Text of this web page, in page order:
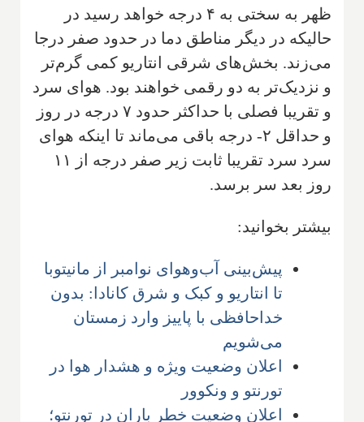
ظهر به سختی به ۴ درجه خواهد رسید در
حالیکه در دیگر مناطق دما در حدود صفر درجا
می‌زند. بخش‌های شرقی انتاریو کمی گرم‌تر
و نزدیک‌تر به دو رقمی خواهند بود. هوای سرد
و تقریبا فصلی با حداکثر حدود ۷ درجه در روز
و حداقل ۲- درجه باقی می‌ماند تا اینکه هوای
سرد سرد تقریبا ثابت زیر صفر درجه از ۱۱
روز بعد سر برسد.
بیشتر بخوانید:
پیش‌بینی آب‌وهوای نوامبر از مانیتوبا
تا انتاریو و کبک و شرق کانادا: بدون
خداحافظی با پاییز وارد زمستان
می‌شویم
اعلان وضعیت ویژه و هشدار هوا در
تورنتو و ونکوور
اعلان وضعیت خطر باران در تورنتو؛